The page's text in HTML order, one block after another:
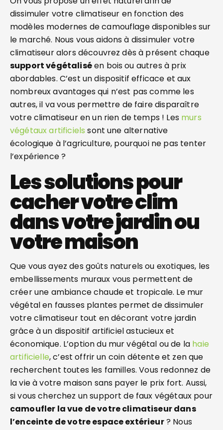
dissimuler votre climatiseur en fonction des
modèles modernes de camouflage disponibles sur
le marché. Nous vous aidons à dissimuler votre
climatiseur alors découvrez dès à présent chaque
support végétaliséen bois ou autres à prix
abordables. C’est un dispositif efficace et aux
nombreux avantages qui n’est pas comme les
autres, il va vous permettre de faire disparaître
votre climatiseur en un rien de temps ! Les murs
végétaux artificiels sont une alternative
écologique à l’agriculture, pourquoi ne pas tenter
l’expérience ?
Les solutions pour
cacher votre clim
dans votre jardin ou
votre maison
Que vous ayez des goûts naturels ou exotiques, les
embellissements muraux vous permettent de
créer une ambiance chaude et tropicale. Le mur
végétal en fausses plantes permet de dissimuler
votre climatiseur tout en décorant votre jardin
grâce à un dispositif artificiel astucieux et
économique. L’option du mur végétal ou de la haie
artificielle, c’est offrir un coin détente et zen que
recherchent toutes les familles. Vous redonnez de
la vie à votre maison sans payer le prix fort. Aussi,
si vous cherchez un support de faux végétaux pour
camoufler la vue de votre climatiseur dans
l’enceinte de votre espace extérieur? Nous